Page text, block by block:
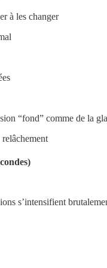
à les changer
“fond” comme de la
s’intensifient